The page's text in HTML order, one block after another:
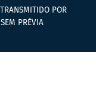
POR
PRÉVIA